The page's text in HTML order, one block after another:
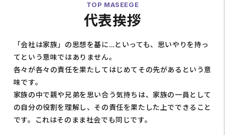
代表挨拶
TOP MASEEGE
「会社は家族」の思想を基に…といっても、思いやりを持っ
てという意味ではありません。
各々が各々の責任を果たしてはじめてその先があるという意
味です。
家族の中で親や兄弟を思い合う気持ちは、家族の一員として
の自分の役割を理解し、その責任を果たした上でできること
です。
これはそのまま社会でも同じです。